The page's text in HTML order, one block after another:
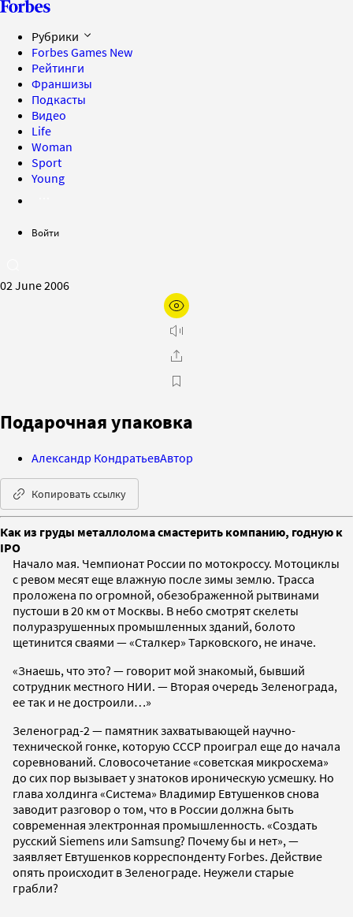
Рубрики
Forbes Games New
Рейтинги
Франшизы
Подкасты
Видео
Life
Woman
Sport
Young
Войти
02 June 2006
Подарочная упаковка
Александр КондратьевАвтор
Копировать ссылку
Как из груды металлолома смастерить компанию, годную к
IPO
Начало мая. Чемпионат России по мотокроссу. Мотоциклы
с ревом месят еще влажную после зимы землю. Трасса
проложена по огромной, обезображенной рытвинами
пустоши в 20 км от Москвы. В небо смотрят скелеты
полуразрушенных промышленных зданий, болото
щетинится сваями — «Сталкер» Тарковского, не иначе.
«Знаешь, что это? — говорит мой знакомый, бывший
сотрудник местного НИИ. — Вторая очередь Зеленограда,
ее так и не достроили…»
Зеленоград-2 — памятник захватывающей научно-
технической гонке, которую СССР проиграл еще до начала
соревнований. Словосочетание «советская микросхема»
до сих пор вызывает у знатоков ироническую усмешку. Но
глава холдинга «Система» Владимир Евтушенков снова
заводит разговор о том, что в России должна быть
современная электронная промышленность. «Создать
русский Siemens или Samsung? Почему бы и нет», —
заявляет Евтушенков корреспонденту Forbes. Действие
опять происходит в Зеленограде. Неужели старые
грабли?